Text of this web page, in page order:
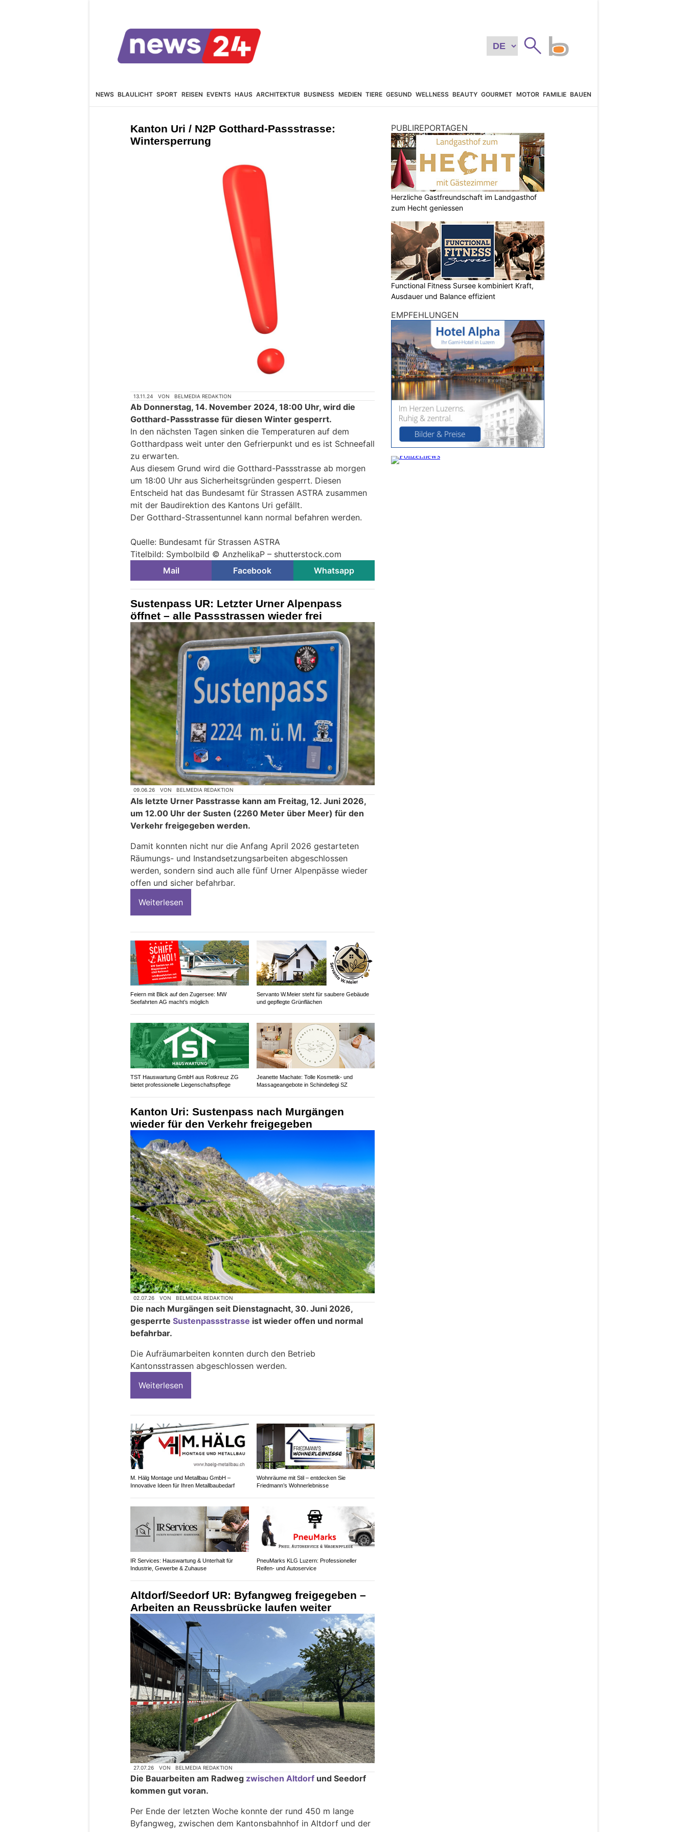
NEWS BLAULICHT SPORT REISEN EVENTS HAUS ARCHITEKTUR BUSINESS MEDIEN TIERE GESUND WELLNESS BEAUTY GOURMET MOTOR FAMILIE BAUEN
Kanton Uri / N2P Gotthard-Passstrasse:
Wintersperrung
13.11.24 VON BELMEDIA REDAKTION
Ab Donnerstag, 14. November 2024, 18:00 Uhr, wird die
Gotthard-Passstrasse für diesen Winter gesperrt.
In den nächsten Tagen sinken die Temperaturen auf dem
Gotthardpass weit unter den Gefrierpunkt und es ist Schneefall
zu erwarten.
Aus diesem Grund wird die Gotthard-Passstrasse ab morgen
um 18:00 Uhr aus Sicherheitsgründen gesperrt. Diesen
Entscheid hat das Bundesamt für Strassen ASTRA zusammen
mit der Baudirektion des Kantons Uri gefällt.
Der Gotthard-Strassentunnel kann normal befahren werden.
Quelle: Bundesamt für Strassen ASTRA
Titelbild: Symbolbild © AnzhelikaP – shutterstock.com
Mail
Facebook Whatsapp
Sustenpass UR: Letzter Urner Alpenpass
öffnet – alle Passstrassen wieder frei
09.06.26 VON BELMEDIA REDAKTION
Als letzte Urner Passtrasse kann am Freitag, 12. Juni 2026,
um 12.00 Uhr der Susten (2260 Meter über Meer) für den
Verkehr freigegeben werden.
Damit konnten nicht nur die Anfang April 2026 gestarteten
Räumungs- und Instandsetzungsarbeiten abgeschlossen
werden, sondern sind auch alle fünf Urner Alpenpässe wieder
offen und sicher befahrbar.
Weiterlesen
Feiern mit Blick auf den Zugersee: MW
Seefahrten AG macht’s möglich
Servanto W.Meier steht für saubere Gebäude
und gepflegte Grünflächen
TST Hauswartung GmbH aus Rotkreuz ZG
bietet professionelle Liegenschaftspflege
Jeanette Machate: Tolle Kosmetik- und
Massageangebote in Schindellegi SZ
Kanton Uri: Sustenpass nach Murgängen
wieder für den Verkehr freigegeben
02.07.26 VON BELMEDIA REDAKTION
Die nach Murgängen seit Dienstagnacht, 30. Juni 2026,
gesperrte Sustenpassstrasse ist wieder offen und normal
befahrbar.
Die Aufräumarbeiten konnten durch den Betrieb
Kantonsstrassen abgeschlossen werden.
Weiterlesen
M. Hälg Montage und Metallbau GmbH –
Innovative Ideen für Ihren Metallbaubedarf
Wohnräume mit Stil – entdecken Sie
Friedmann’s Wohnerlebnisse
IR Services: Hauswartung & Unterhalt für
Industrie, Gewerbe & Zuhause
PneuMarks KLG Luzern: Professioneller
Reifen- und Autoservice
Altdorf/Seedorf UR: Byfangweg freigegeben –
Arbeiten an Reussbrücke laufen weiter
27.07.26 VON BELMEDIA REDAKTION
Die Bauarbeiten am Radweg zwischen Altdorf und Seedorf
kommen gut voran.
Per Ende der letzten Woche konnte der rund 450 m lange
Byfangweg, zwischen dem Kantonsbahnhof in Altdorf und der
PUBLIREPORTAGEN
Herzliche Gastfreundschaft im Landgasthof
zum Hecht geniessen
Functional Fitness Sursee kombiniert Kraft,
Ausdauer und Balance effizient
EMPFEHLUNGEN